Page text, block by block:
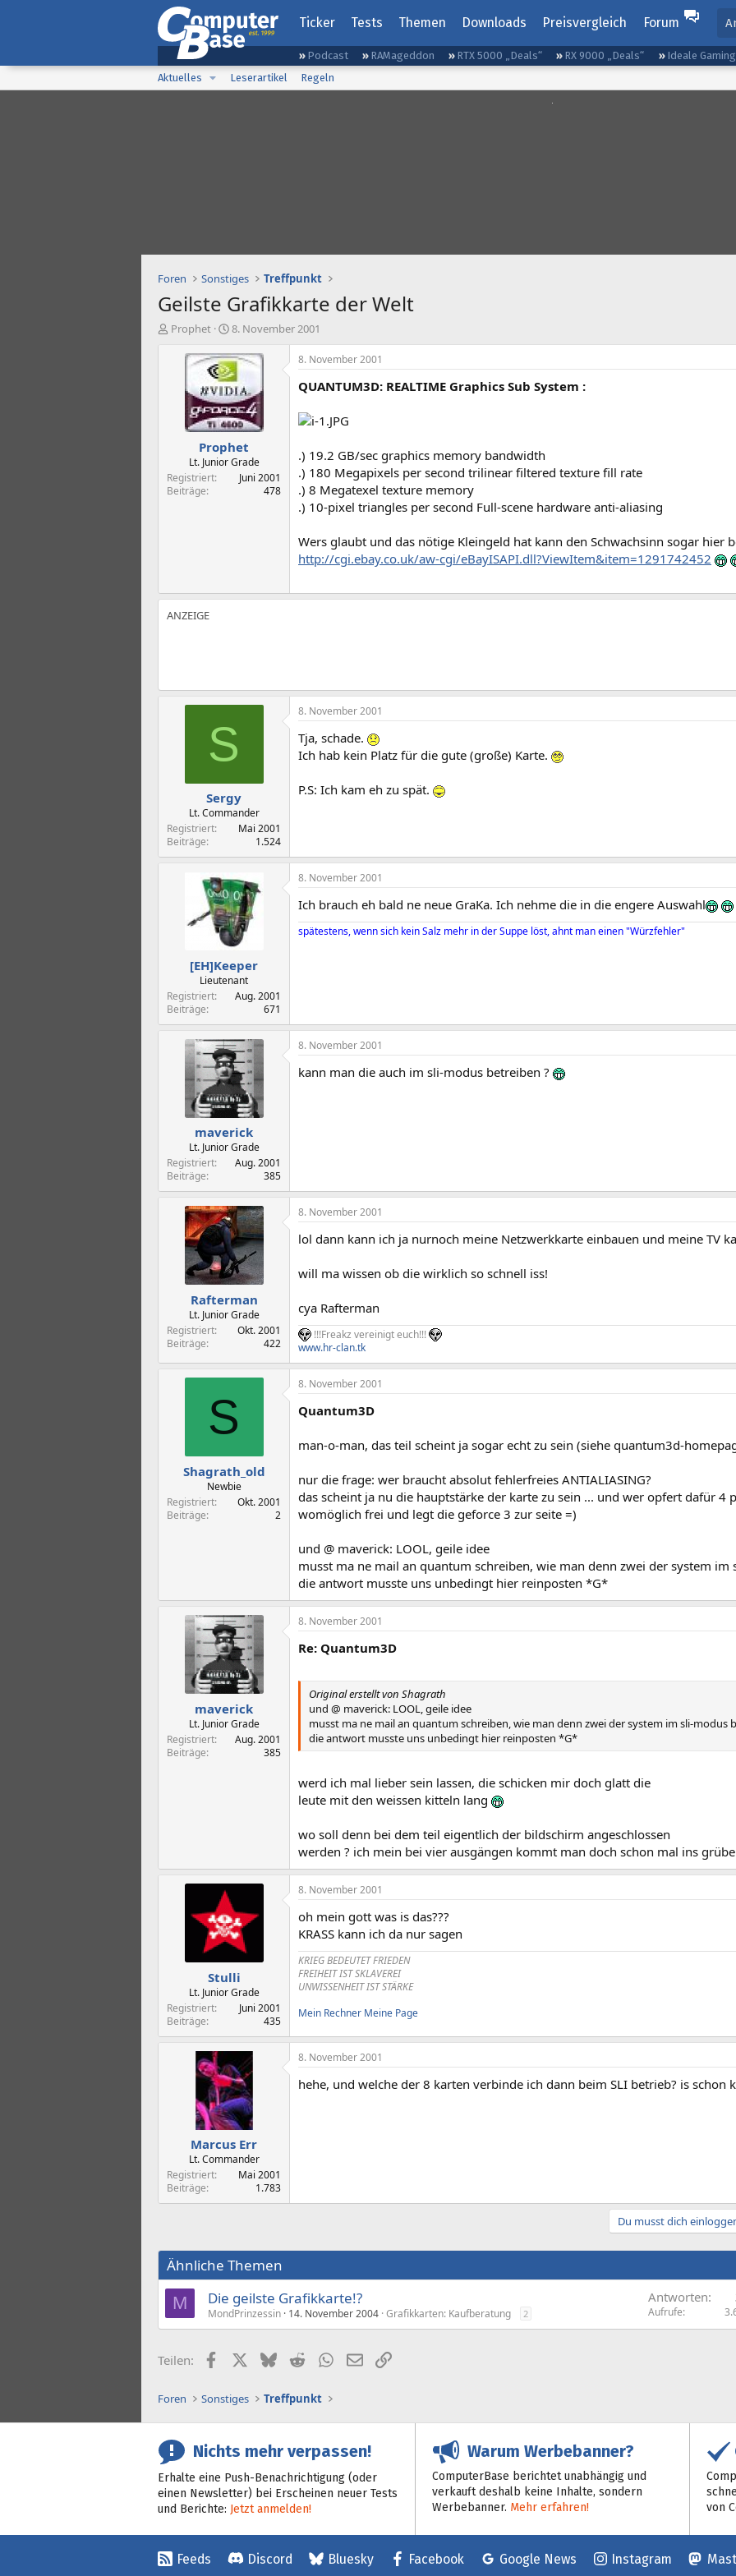
Ticker Tests Themen Downloads Preisvergleich Forum
Podcast RAMageddon RTX 5000 „Deals“ RX 9000 „Deals“ Ideale
Aktuelles
Leserartikel Regeln
Foren Sonstiges Treffpunkt
Geilste Grafikkarte der Welt
E
Prophet
E
s
t
e
l
l
t
a
m
8. November 2001
Prophet
Lt. Junior Grade
Registriert
Juni 2001
Beiträge
478
8. November 2001
QUANTUM3D: REALTIME Graphics Sub System :
.) 19.2 GB/sec graphics memory bandwidth
.) 180 Megapixels per second trilinear filtered texture fill rate
.) 8 Megatexel texture memory
.) 10-pixel triangles per second Full-scene hardware anti-aliasing
Wers glaubt und das nötige Kleingeld hat kann den Schwachsinn sogar hier
http://cgi.ebay.co.uk/aw-cgi/eBayISAPI.dll?ViewItem&item=1291742452
S
Sergy
Lt. Commander
Registriert
Mai 2001
Beiträge
1.524
8. November 2001
Tja, schade.
Ich hab kein Platz für die gute (große) Karte.
P.S: Ich kam eh zu spät.
[EH]Keeper
Lieutenant
Registriert
Aug. 2001
Beiträge
671
8. November 2001
Ich brauch eh bald ne neue GraKa. Ich nehme die in die engere Auswahl
spätestens, wenn sich kein Salz mehr in der Suppe löst, ahnt man einen "Würzfehler"
maverick
Lt. Junior Grade
Registriert
Aug. 2001
Beiträge
385
8. November 2001
kann man die auch im sli-modus betreiben ?
Rafterman
Lt. Junior Grade
Registriert
Okt. 2001
Beiträge
422
8. November 2001
lol dann kann ich ja nurnoch meine Netzwerkkarte einbauen und meine TV
will ma wissen ob die wirklich so schnell iss!
cya Rafterman
!!!Freakz vereinigt euch!!!
www.hr-clan.tk
S
Shagrath_old
Newbie
Registriert
Okt. 2001
Beiträge
2
8. November 2001
Quantum3D
man-o-man, das teil scheint ja sogar echt zu sein (siehe quantum3d-
nur die frage: wer braucht absolut fehlerfreies ANTIALIASING?
das scheint ja nu die hauptstärke der karte zu sein ... und wer opfert dafür 4
womöglich frei und legt die geforce 3 zur seite =)
und @ maverick: LOOL, geile idee
musst ma ne mail an quantum schreiben, wie man denn zwei der system im
die antwort musste uns unbedingt hier reinposten *G*
maverick
Lt. Junior Grade
Registriert
Aug. 2001
Beiträge
385
8. November 2001
Re: Quantum3D
Original erstellt von Shagrath
und @ maverick: LOOL, geile idee
musst ma ne mail an quantum schreiben, wie man denn zwei der system im sli-modus
die antwort musste uns unbedingt hier reinposten *G*
werd ich mal lieber sein lassen, die schicken mir doch glatt die
leute mit den weissen kitteln lang
wo soll denn bei dem teil eigentlich der bildschirm angeschlossen
werden ? ich mein bei vier ausgängen kommt man doch schon mal ins
Stulli
Lt. Junior Grade
Registriert
Juni 2001
Beiträge
435
8. November 2001
oh mein gott was is das???
KRASS kann ich da nur sagen
KRIEG BEDEUTET FRIEDEN
FREIHEIT IST SKLAVEREI
UNWISSENHEIT IST STÄRKE
Mein Rechner Meine Page
Marcus Err
Lt. Commander
Registriert
Mai 2001
Beiträge
1.783
8. November 2001
hehe, und welche der 8 karten verbinde ich dann beim SLI betrieb? is schon
Du musst dich
Ähnliche Themen
M Die geilste Grafikkarte!?
MondPrinzessin 14. November 2004 Grafikkarten: Kaufberatung 2
Antworten
Aufrufe
Teilen: FacebookX (Twitter)
BlueskyRedditWhatsApp
E-MailLink
Foren Sonstiges Treffpunkt
Nichts mehr verpassen!
Erhalte eine Push-Benachrichtigung (oder
einen Newsletter) bei Erscheinen neuer Tests
und Berichte: Jetzt anmelden!
Warum Werbebanner?
ComputerBase berichtet unabhängig und
verkauft deshalb keine Inhalte, sondern
Werbebanner. Mehr erfahren!
von
Feeds Discord Bluesky Facebook Google News Instagram